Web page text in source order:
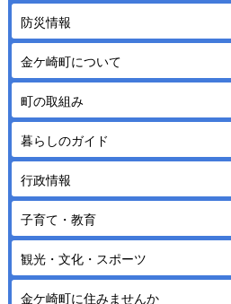
防災情報
金ケ崎町について
町の取組み
暮らしのガイド
行政情報
子育て・教育
観光・文化・スポーツ
金ケ崎町に住みませんか